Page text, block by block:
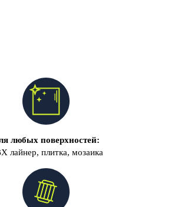
любых поверхностей:
лайнер, плитка, мозаика